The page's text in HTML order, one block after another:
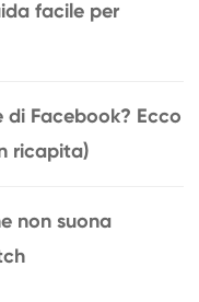
facile per
di Facebook? Ecco
ricapita)
non suona